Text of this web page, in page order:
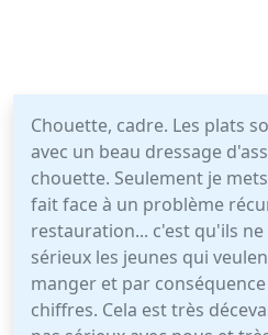
Chouette, cadre. Les plats
avec un beau dressage
chouette. Seulement je
fait face à un problème
restauration... c'est qu'ils
sérieux les jeunes qui
manger et par
chiffres. Cela est très